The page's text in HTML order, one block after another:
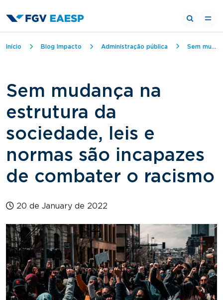
Breadcrumb
Início Blog Impacto Administração pública Sem mudança na estrutura da sociedade, leis e normas são incapazes de combater o racismo
Sem mudança na
estrutura da
sociedade, leis e
normas são incapazes
de combater o racismo
20 de January de 2022